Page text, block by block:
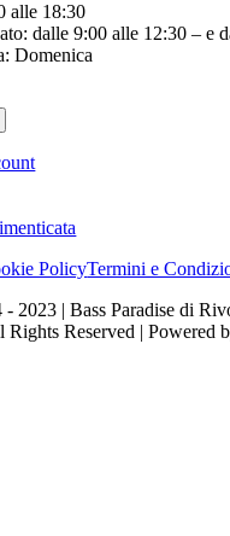
alle 18:30
dalle 9:00 alle 12:30 – e
Domenica
PolicyTermini e
2023 | Bass Paradise di
Rights Reserved | Powered